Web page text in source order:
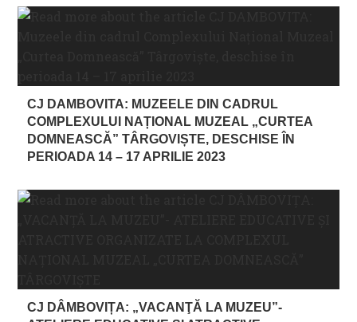
CJ DAMBOVITA: MUZEELE DIN CADRUL
COMPLEXULUI NAȚIONAL MUZEAL „CURTEA
DOMNEASCĂ” TÂRGOVIȘTE, DESCHISE ÎN
PERIOADA 14 – 17 APRILIE 2023
CJ DÂMBOVIȚA: „VACANŢĂ LA MUZEU”-